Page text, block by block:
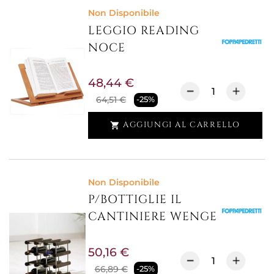
Non Disponibile
LEGGIO READING
NOCE
64,51 € -25%
48,44 €
 AGGIUNGI AL CARRELLO
Non Disponibile
P/BOTTIGLIE IL
CANTINIERE WENGE
66,89 € -25%
50,16 €